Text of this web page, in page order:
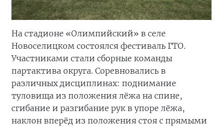
На стадионе «Олимпийский» в селе
Новоселицком состоялся фестиваль ГТО.
Участниками стали сборные команды
партактива округа. Соревновались в
различных дисциплинах: поднимание
туловища из положения лёжа на спине,
сгибание и разгибание рук в упоре лёжа,
наклон вперёд из положения стоя с прямыми